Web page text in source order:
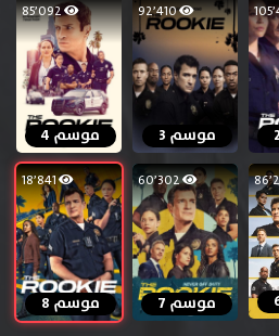
92٬410
موسم 3
85٬092
موسم 4
60٬302
موسم 7
18٬841
موسم 8